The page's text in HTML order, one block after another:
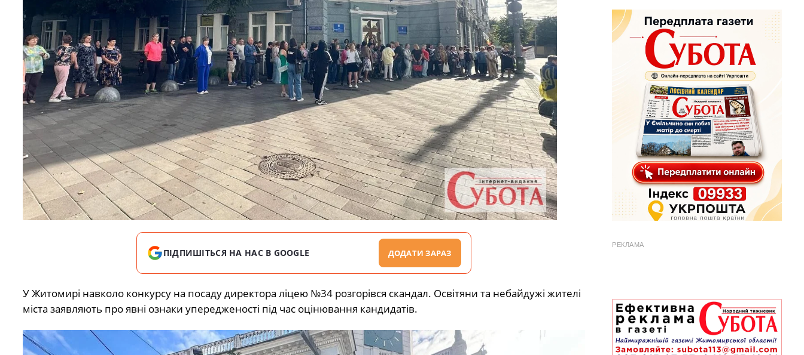
ПІДПИШІТЬСЯ НА НАС В GOOGLE ДОДАТИ ЗАРАЗ
У Житомирі навколо конкурсу на посаду директора ліцею №34 розгорівся скандал. Освітяни та небайдужі жителі
міста заявляють про явні ознаки упередженості під час оцінювання кандидатів.
РЕКЛАМА